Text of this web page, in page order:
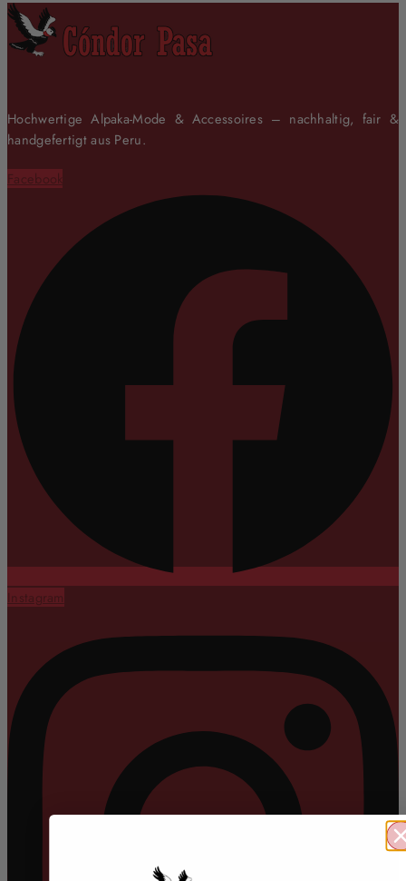
Hochwertige Alpaka-Mode & Accessoires – nachhaltig, fair &
handgefertigt aus Peru.
Facebook
Instagram